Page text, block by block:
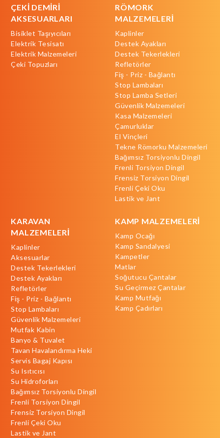
ÇEKİ DEMİRİ
AKSESUARLARI
Bisiklet Taşıyıcıları
Elektrik Tesisatı
Elektrik Malzemeleri
Çeki Topuzları
RÖMORK
MALZEMELERİ
Kaplinler
Destek Ayakları
Destek Tekerlekleri
Refletörler
Fiş - Priz - Bağlantı
Stop Lambaları
Stop Lamba Setleri
Güvenlik Malzemeleri
Kasa Malzemeleri
Çamurluklar
El Vinçleri
Tekne Römorku Malzemeleri
Bağımsız Torsiyonlu Dingil
Frenli Torsiyon Dingil
Frensiz Torsiyon Dingil
Frenli Çeki Oku
Lastik ve Jant
KARAVAN
MALZEMELERİ
Kaplinler
Aksesuarlar
Destek Tekerlekleri
Destek Ayakları
Refletörler
Fiş - Priz - Bağlantı
Stop Lambaları
Güvenlik Malzemeleri
Mutfak Kabin
Banyo & Tuvalet
Tavan Havalandırma Heki
Servis Bagaj Kapısı
Su Isıtıcısı
Su Hidroforları
Bağımsız Torsiyonlu Dingil
Frenli Torsiyon Dingil
Frensiz Torsiyon Dingil
Frenli Çeki Oku
Lastik ve Jant
KAMP MALZEMELERİ
Kamp Ocağı
Kamp Sandalyesi
Kampetler
Matlar
Soğutucu Çantalar
Su Geçirmez Çantalar
Kamp Mutfağı
Kamp Çadırları